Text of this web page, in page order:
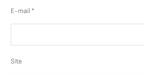
E-mail *
Site